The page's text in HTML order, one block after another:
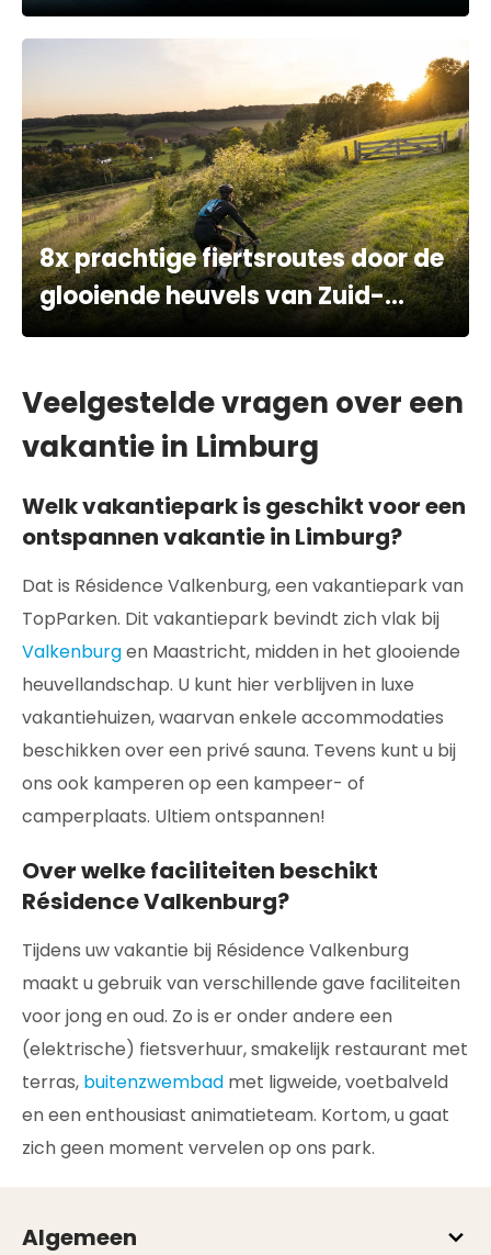
8x prachtige fiertsroutes door de
glooiende heuvels van Zuid-
Limburg
Veelgestelde vragen over een
vakantie in Limburg
Welk vakantiepark is geschikt voor een
ontspannen vakantie in Limburg?
Dat is Résidence Valkenburg, een vakantiepark van
TopParken. Dit vakantiepark bevindt zich vlak bij
Valkenburgen Maastricht, midden in het glooiende
heuvellandschap. U kunt hier verblijven in luxe
vakantiehuizen, waarvan enkele accommodaties
beschikken over een privé sauna. Tevens kunt u bij
ons ook kamperen op een kampeer- of
camperplaats. Ultiem ontspannen!
Over welke faciliteiten beschikt
Résidence Valkenburg?
Tijdens uw vakantie bij Résidence Valkenburg
maakt u gebruik van verschillende gave faciliteiten
voor jong en oud. Zo is er onder andere een
(elektrische) fietsverhuur, smakelijk restaurant met
terras, buitenzwembad met ligweide, voetbalveld
en een enthousiast animatieteam. Kortom, u gaat
zich geen moment vervelen op ons park.
Algemeen